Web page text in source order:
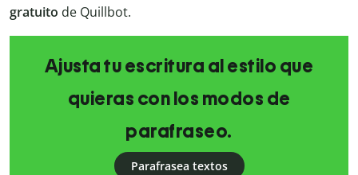
gratuito de Quillbot.
Ajusta tu escritura al estilo que
quieras con los modos de
parafraseo.
Parafrasea textos